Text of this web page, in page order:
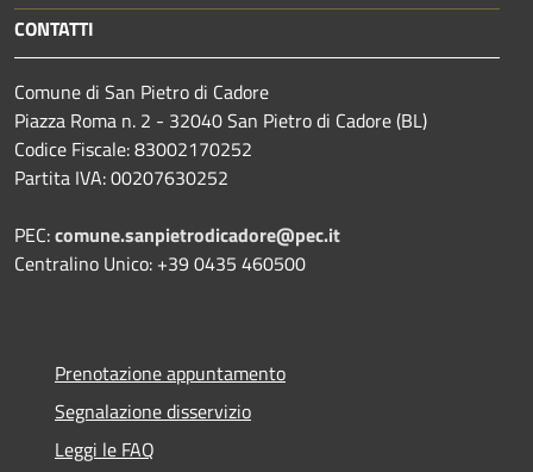
CONTATTI
Comune di San Pietro di Cadore
Piazza Roma n. 2 - 32040 San Pietro di Cadore (BL)
Codice Fiscale: 83002170252
Partita IVA: 00207630252
PEC:comune.sanpietrodicadore@pec.it
Centralino Unico: +39 0435 460500
Prenotazione appuntamento
Segnalazione disservizio
Leggi le FAQ